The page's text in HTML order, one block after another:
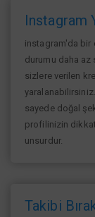
Instagram
instagram'da bir
durumu daha
sizlere verilen
sayede doğal
profilinizin
unsurdur.
Takibi